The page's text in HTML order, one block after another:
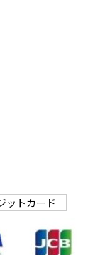
ットカード